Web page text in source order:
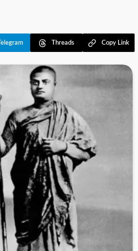
Threads Copy Link